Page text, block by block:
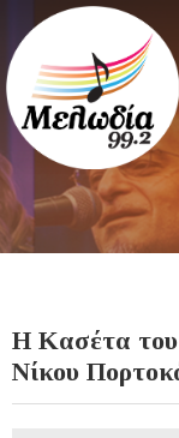
Η Κασέτα
Νίκου